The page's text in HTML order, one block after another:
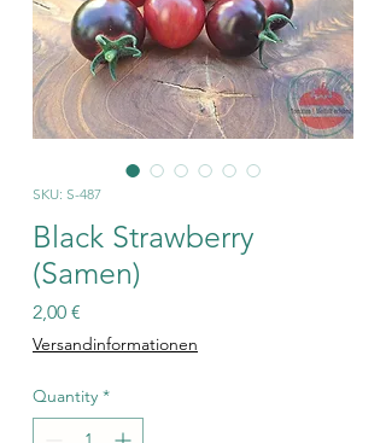
SKU: S-487
Black Strawberry
(Samen)
2,00 €
Versandinformationen
Quantity *